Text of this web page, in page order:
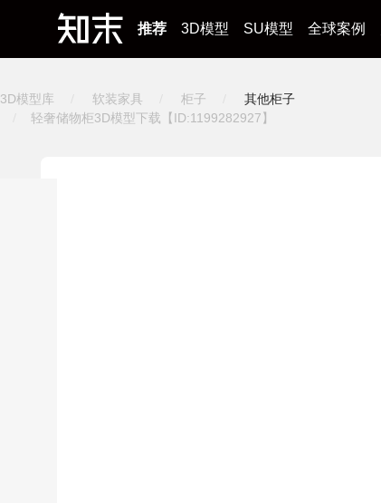
推荐 3D模型 SU模型 全球案例
3D模型库 软装家具 柜子
其他柜子
轻奢储物柜3D模型下载【ID:1199282927】